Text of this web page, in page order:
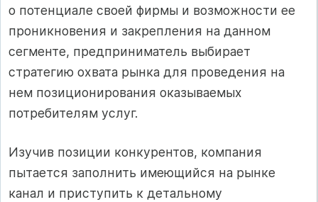
о потенциале своей фирмы и возможности ее
проникновения и закрепления на данном
сегменте, предприниматель выбирает
стратегию охвата рынка для проведения на
нем позиционирования оказываемых
потребителям услуг.
Изучив позиции конкурентов, компания
пытается заполнить имеющийся на рынке
канал и приступить к детальному